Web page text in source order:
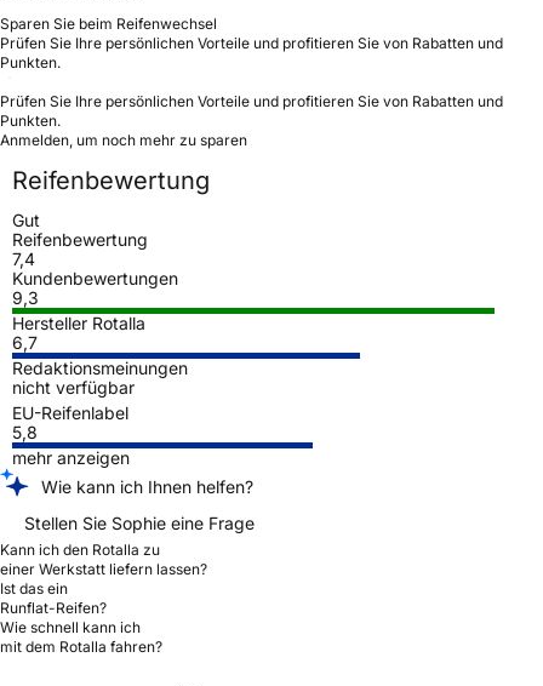
Sparen Sie beim Reifenwechsel
Prüfen Sie Ihre persönlichen Vorteile und profitieren Sie von Rabatten und
Punkten.
Prüfen Sie Ihre persönlichen Vorteile und profitieren Sie von Rabatten und
Punkten.
Anmelden, um noch mehr zu sparen
Reifenbewertung
Gut
Reifenbewertung
7,4
Kundenbewertungen
9,3
Hersteller Rotalla
6,7
Redaktionsmeinungen
nicht verfügbar
EU-Reifenlabel
5,8
mehr anzeigen
Wie kann ich Ihnen helfen?
Stellen Sie Sophie eine Frage
Kann ich den Rotalla zu
einer Werkstatt liefern lassen?
Ist das ein
Runflat-Reifen?
Wie schnell kann ich
mit dem Rotalla fahren?